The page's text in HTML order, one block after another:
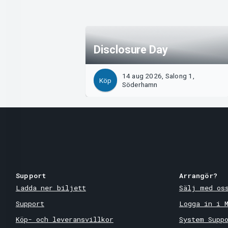
Disclosure Day
Köp
14 aug 2026, Salong 1,
Söderhamn
Support
Ladda ner biljett
Support
Köp- och leveransvillkor
Arrangör?
Sälj med
Logga in i
System